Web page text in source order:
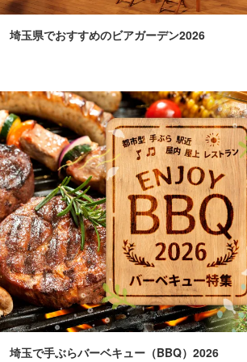
埼玉県でおすすめのビアガーデン2026
埼玉で手ぶらバーベキュー（BBQ）2026